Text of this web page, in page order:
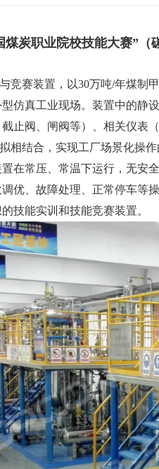
煤炭职业院校技能大赛”
竞赛装置，以30万吨/年煤制
仿真工业现场。装置中的静
止阀、闸阀等）、相关仪表
相结合，实现工厂场景化操
在常压、常温下运行，无安
优、故障处理、正常停车等
技能实训和技能竞赛装置。